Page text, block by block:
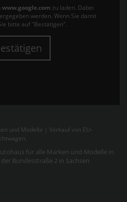
www.google.com zu laden. Dabei
werden. Wenn Sie damit
bitte auf "Bestätigen".
und Modelle | Verkauf von EU-
für alle Marken und Modelle in
Bundesstraße 2 in Sachsen